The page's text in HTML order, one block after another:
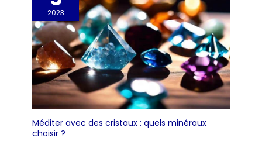
2023
Méditer avec des cristaux : quels minéraux
choisir ?